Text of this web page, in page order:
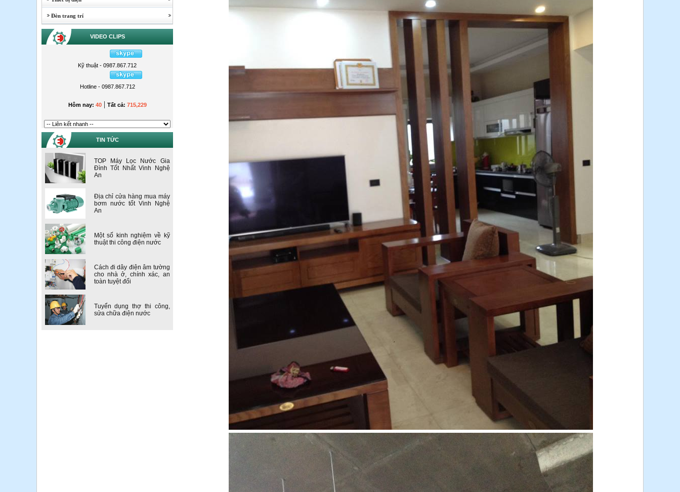
Đèn trang trí
VIDEO CLIPS
Kỹ thuật - 0987.867.712
Hotline - 0987.867.712
Hôm nay: 40| Tất cả: 715,229
TIN TỨC
TOP Máy Lọc Nước Gia
Đình Tốt Nhất Vinh Nghệ
An
Địa chỉ cửa hàng mua máy
bơm nước tốt Vinh Nghệ
An
Một số kinh nghiệm về kỹ
thuật thi công điện nước
Cách đi dây điện âm tường
cho nhà ở, chính xác, an
toàn tuyệt đối
Tuyển dụng thợ thi công,
sửa chữa điện nước